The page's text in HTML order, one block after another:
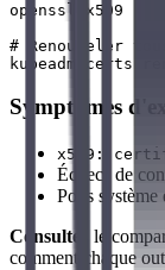
openssl x509 -
# Renouveler
Symptômes
x509:
Échecs de
Pods
Consultez
le
comment chaque